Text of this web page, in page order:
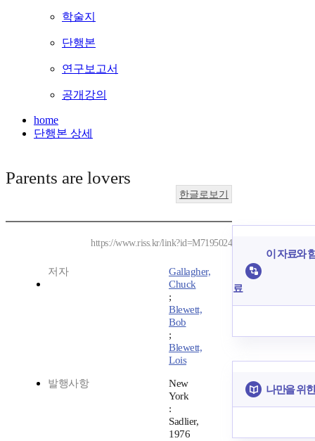
학술지
단행본
연구보고서
공개강의
home
단행본 상세
Parents are lovers
한글로보기
https://www.riss.kr/link?id=M7195024
저자
Gallagher,
Chuck
;
Blewett,
Bob
;
Blewett,
Lois
발행사항
New
York
:
Sadlier,
1976
이 자료와
료
나만을 위